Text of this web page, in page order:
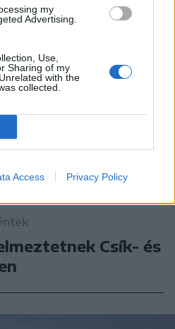
my
Advertising.
Use,
Sharing of my
with the
collected.
Access Privacy Policy
Csík- és